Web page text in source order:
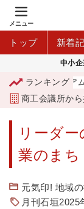
メニュー
トップ 新着
中小企
ランキング
「青森市プレミアム
商工会議所か
リーダ
業のまち
元気印! 地域
月刊石垣2025